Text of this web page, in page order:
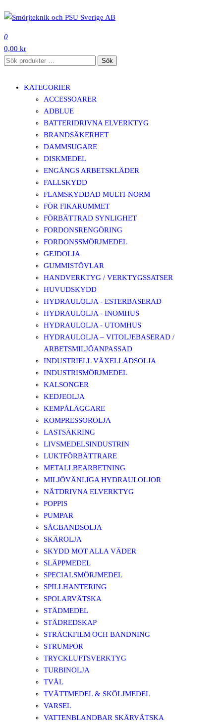
till
innehåll
0
0,00 kr
Sök
Sök
KATEGORIER
ACCESSOARER
ADBLUE
BATTERIDRIVNA ELVERKTYG
BRANDSÄKERHET
DAMMSUGARE
DISKMEDEL
ENGÅNGS ARBETSKLÄDER
FALLSKYDD
FLAMSKYDDAD MULTI-NORM
FÖR FIKARUMMET
FÖRBÄTTRAD SYNLIGHET
FORDONSRENGÖRING
FORDONSSMÖRJMEDEL
GEJDOLJA
GUMMISTÖVLAR
HANDVERKTYG / VERKTYGSSATSER
HUVUDSKYDD
HYDRAULOLJA - ESTERBASERAD
HYDRAULOLJA - INOMHUS
HYDRAULOLJA - UTOMHUS
HYDRAULOLJA – VITOLJEBASERAD /
ARBETSMILJÖANPASSAD
INDUSTRIELL VÄXELLÅDSOLJA
INDUSTRISMÖRJMEDEL
KALSONGER
KEDJEOLJA
KEMPÅLÄGGARE
KOMPRESSOROLJA
LASTSÄKRING
LIVSMEDELSINDUSTRIN
LUKTFÖRBÄTTRARE
METALLBEARBETNING
MILJÖVÄNLIGA HYDRAULOLJOR
NÄTDRIVNA ELVERKTYG
POPPIS
PUMPAR
SÅGBANDSOLJA
SKÄROLJA
SKYDD MOT ALLA VÄDER
SLÄPPMEDEL
SPECIALSMÖRJMEDEL
SPILLHANTERING
SPOLARVÄTSKA
STÄDMEDEL
STÄDREDSKAP
STRÄCKFILM OCH BANDNING
STRUMPOR
TRYCKLUFTSVERKTYG
TURBINOLJA
TVÅL
TVÄTTMEDEL & SKÖLJMEDEL
VARSEL
VATTENBLANDBAR SKÄRVÄTSKA